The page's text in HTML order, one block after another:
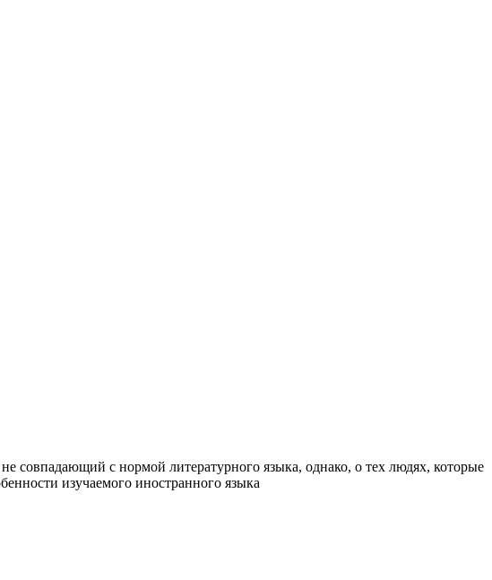
совпадающий с нормой литературного языка, однако, о тех людях, которые
изучаемого иностранного языка